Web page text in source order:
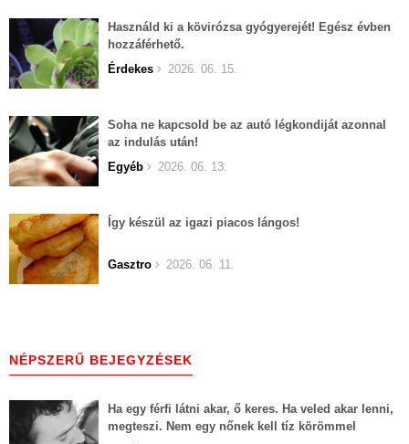
Használd ki a kövirózsa gyógyerejét! Egész évben
hozzáférhető.
Érdekes
2026. 06. 15.
Soha ne kapcsold be az autó légkondiját azonnal
az indulás után!
Egyéb
2026. 06. 13.
Így készül az igazi piacos lángos!
Gasztro 2026. 06. 11.
NÉPSZERŰ BEJEGYZÉSEK
Ha egy férfi látni akar, ő keres. Ha veled akar lenni,
megteszi. Nem egy nőnek kell tíz körömmel